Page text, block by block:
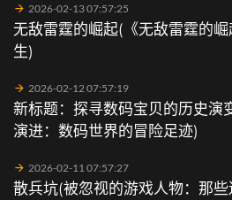
2026-02-13 07:57:25
无敌雷霆的崛起(《无敌雷霆的
生)
2026-02-12 07:57:19
新标题：探寻数码宝贝的历史演
演进：数码世界的冒险足迹)
2026-02-11 07:57:27
散兵坑(被忽视的游戏人物：那